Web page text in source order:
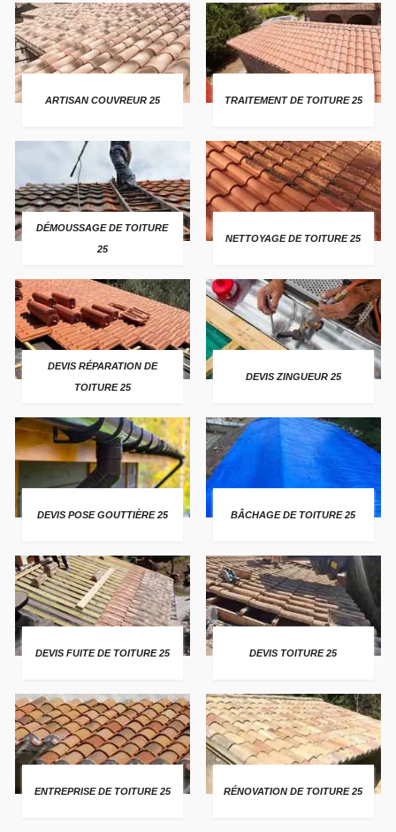
ARTISAN COUVREUR 25 TRAITEMENT DE TOITURE 25
DÉMOUSSAGE DE TOITURE
25
NETTOYAGE DE TOITURE 25
DEVIS RÉPARATION DE
TOITURE 25
DEVIS ZINGUEUR 25
DEVIS POSE GOUTTIÈRE 25 BÂCHAGE DE TOITURE 25
DEVIS FUITE DE TOITURE 25 DEVIS TOITURE 25
ENTREPRISE DE TOITURE 25 RÉNOVATION DE TOITURE 25